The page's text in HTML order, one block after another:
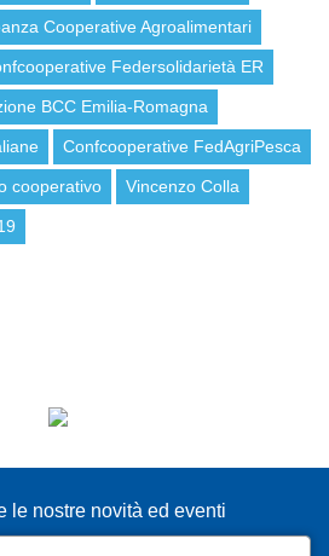
Cooperative Agroalimentari
Federsolidarietà ER
BCC Emilia-Romagna
Confcooperative FedAgriPesca
cooperativo Vincenzo Colla
le nostre novità ed eventi